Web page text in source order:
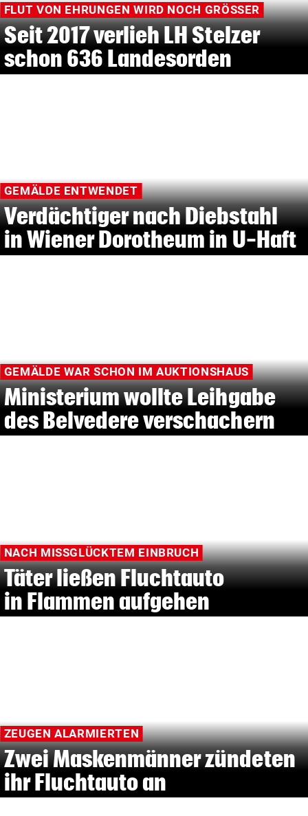
FLUT VON EHRUNGEN WIRD NOCH GRÖSSER
Seit 2017 verlieh LH Stelzer
schon 636 Landesorden
GEMÄLDE ENTWENDET
Verdächtiger nach Diebstahl
in Wiener Dorotheum in U-Haft
GEMÄLDE WAR SCHON IM AUKTIONSHAUS
Ministerium wollte Leihgabe
des Belvedere verschachern
NACH MISSGLÜCKTEM EINBRUCH
Täter ließen Fluchtauto
in Flammen aufgehen
ZEUGEN ALARMIERTEN
Zwei Maskenmänner zündeten
ihr Fluchtauto an